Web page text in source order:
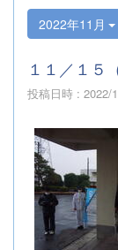
2022年11月
１１／１５
投稿日時 : 2022/